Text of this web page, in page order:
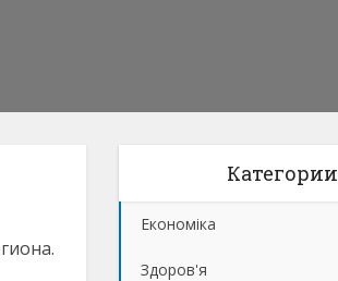
Категории
Економіка
Здоров'я